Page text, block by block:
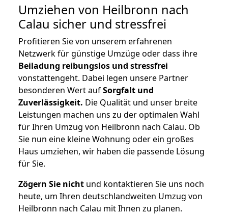
Umziehen von Heilbronn nach
Calau sicher und stressfrei
Profitieren Sie von unserem erfahrenen
Netzwerk für günstige Umzüge oder dass ihre
Beiladung reibungslos und stressfrei
vonstattengeht. Dabei legen unsere Partner
besonderen Wert aufSorgfalt und
Zuverlässigkeit. Die Qualität und unser breite
Leistungen machen uns zu der optimalen Wahl
für Ihren Umzug von Heilbronn nach Calau. Ob
Sie nun eine kleine Wohnung oder ein großes
Haus umziehen, wir haben die passende Lösung
für Sie.
Zögern Sie nicht und kontaktieren Sie uns noch
heute, um Ihren deutschlandweiten Umzug von
Heilbronn nach Calau mit Ihnen zu planen.